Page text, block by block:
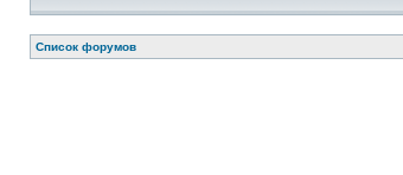
Список форумов